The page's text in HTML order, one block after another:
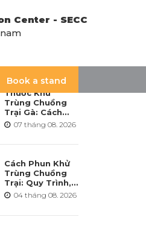
Center - SECC
Book a stand
Thuốc Khử
Trùng Chuồng
Trại Gà: Cách
Chọn, Pha Và Sử
Dụng An Toàn
07 tháng 08. 2026
Cách Phun Khử
Trùng Chuồng
Trại: Quy Trình,
Tần Suất Và Lưu
Ý Khi Sử Dụng
04 tháng 08. 2026